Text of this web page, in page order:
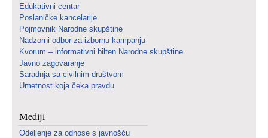
Edukativni centar
Poslaničke kancelarije
Pojmovnik Narodne skupštine
Nadzorni odbor za izbornu kampanju
Kvorum – informativni bilten Narodne skupštine
Javno zagovaranje
Saradnja sa civilnim društvom
Umetnost koja čeka pravdu
Mediji
Odeljenje za odnose s javnošću